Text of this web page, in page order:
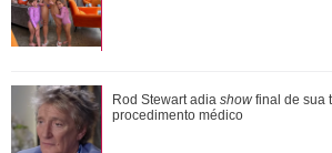
Polícia investiga suspeita de
viveu Silvio Santos em São Paulo
Rod Stewart adia show final de sua
procedimento médico